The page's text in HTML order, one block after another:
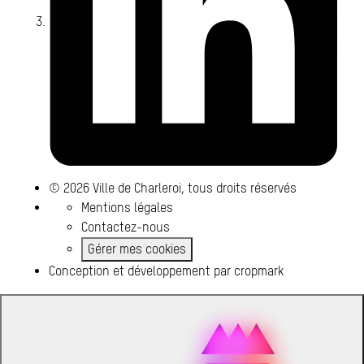
© 2026 Ville de Charleroi, tous droits réservés
Mentions légales
Contactez-nous
Gérer mes cookies
Conception et développement par cropmark